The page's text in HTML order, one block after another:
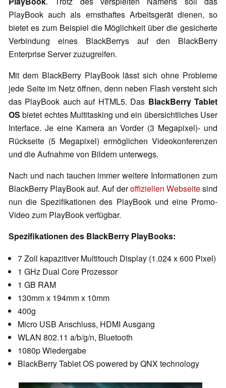
PlayBook auch als ernsthaftes Arbeitsgerät dienen, so
bietet es zum Beispiel die Möglichkeit über die gesicherte
Verbindung eines BlackBerrys auf den BlackBerry
Enterprise Server zuzugreifen.
Mit dem BlackBerry PlayBook lässt sich ohne Probleme
jede Seite im Netz öffnen, denn neben Flash versteht sich
das PlayBook auch auf HTML5. Das BlackBerry Tablet
OSbietet echtes Multitasking und ein übersichtliches User
Interface. Je eine Kamera an Vorder (3 Megapixel)- und
Rückseite (5 Megapixel) ermöglichen Videokonferenzen
und die Aufnahme von Bildern unterwegs.
Nach und nach tauchen immer weitere Informationen zum
BlackBerry PlayBook auf. Auf deroffiziellen Webseitesind
nun die Spezifikationen des PlayBook und eine Promo-
Video zum PlayBook verfügbar.
Spezifikationen des BlackBerry PlayBooks:
7 Zoll kapazitiver Multitouch Display (1.024 x 600 Pixel)
1 GHz Dual Core Prozessor
1 GB RAM
130mm x 194mm x 10mm
400g
Micro USB Anschluss, HDMI Ausgang
WLAN 802.11 a/b/g/n, Bluetooth
1080p Wiedergabe
BlackBerry Tablet OS powered by QNX technology